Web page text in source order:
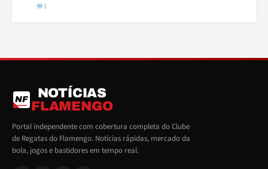
1
NF
NOTÍCIAS
FLAMENGO
Portal independente com cobertura completa do Clube
de Regatas do Flamengo. Notícias rápidas, mercado da
bola, jogos e bastidores em tempo real.